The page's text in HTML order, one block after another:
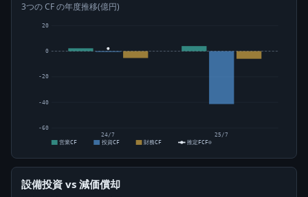
3つの CF の年度推移(億円)
-60
-40
-20
0
20
24/7
25/7
営業CF
投資CF 財務CF 推定FCF⊙
設備投資 vs 減価償却